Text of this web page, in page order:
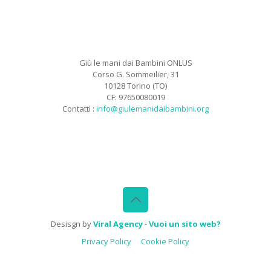
Giù le mani dai Bambini ONLUS
Corso G. Sommeilier, 31
10128 Torino (TO)
CF: 97650080019
Contatti : info@giulemanidaibambini.org
Desisgn byViral Agency-Vuoi un sito web?
Privacy Policy
Cookie Policy